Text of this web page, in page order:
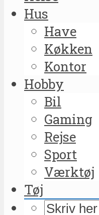
Hus
Have
Køkken
Kontor
Hobby
Bil
Gaming
Rejse
Sport
Værktøj
Tøj